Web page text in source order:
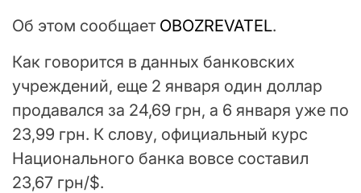
Об этом сообщает OBOZREVATEL.
Как говорится в данных банковских
учреждений, еще 2 января один доллар
продавался за 24,69 грн, а 6 января уже по
23,99 грн. К слову, официальный курс
Национального банка вовсе составил
23,67 грн/$.